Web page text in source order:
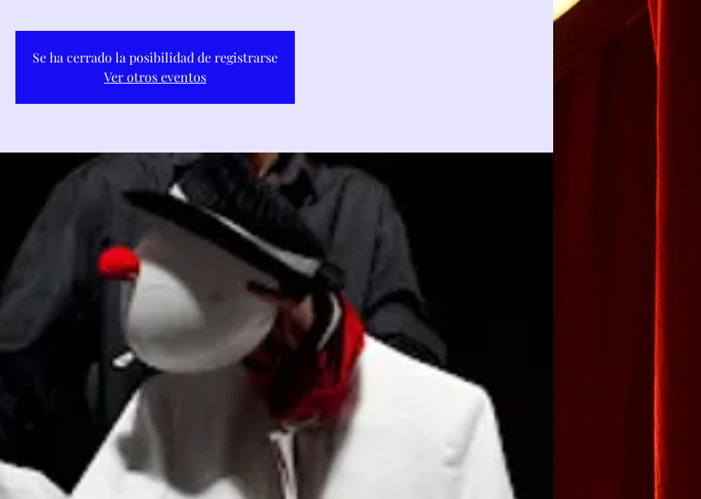
Se ha cerrado la posibilidad de registrarse
Ver otros eventos